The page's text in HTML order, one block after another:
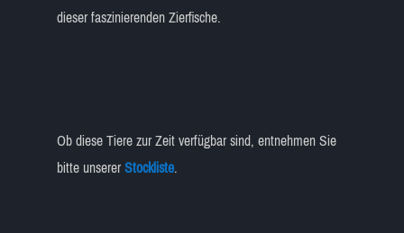
dieser faszinierenden Zierfische.
Ob diese Tiere zur Zeit verfügbar sind, entnehmen Sie
bitte unsererStockliste.